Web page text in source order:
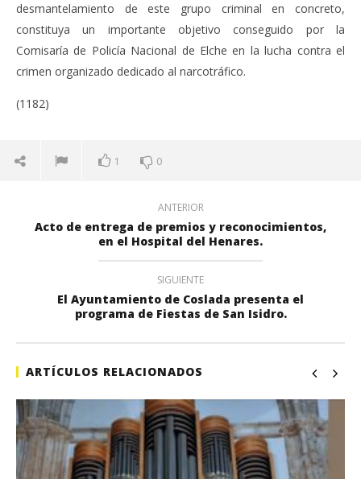
desmantelamiento de este grupo criminal en concreto,
constituya un importante objetivo conseguido por la
Comisaría de Policía Nacional de Elche en la lucha contra el
crimen organizado dedicado al narcotráfico.
(1182)
1 0
ANTERIOR
Acto de entrega de premios y reconocimientos,
en el Hospital del Henares.
SIGUIENTE
El Ayuntamiento de Coslada presenta el
programa de Fiestas de San Isidro.
ARTÍCULOS RELACIONADOS